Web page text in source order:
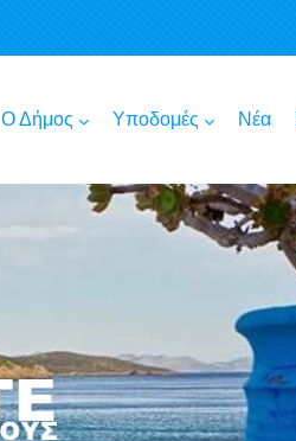
Ο Δήμος Υποδομές Νέα